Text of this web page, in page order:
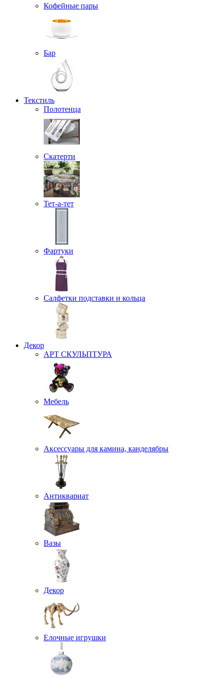
Кофейные пары
Бар
Текстиль
Полотенца
Скатерти
Тет-а-тет
Фартуки
Салфетки подставки и кольца
Декор
АРТ СКУЛЬПТУРА
Мебель
Аксессуары для камина, канделябры
Антиквариат
Вазы
Декор
Елочные игрушки